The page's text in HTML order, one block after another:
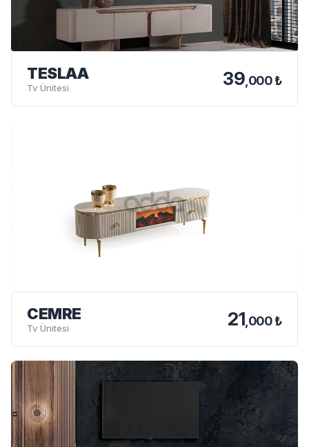
TESLAA
Tv Ünitesi 39 ,000 ₺
CEMRE
Tv Ünitesi 21 ,000 ₺